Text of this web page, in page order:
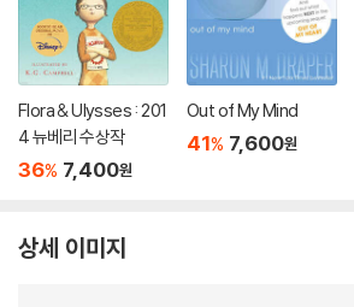
Flora & Ulysses : 201
4 뉴베리 수상작
36% 7,400원
Out of My Mind
41% 7,600원
상세 이미지